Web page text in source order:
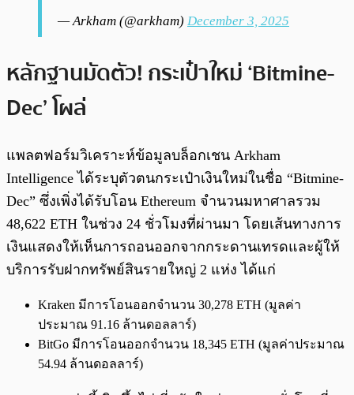
— Arkham (@arkham) December 3, 2025
หลักฐานมัดตัว! กระเป๋าใหม่ ‘Bitmine-
Dec’ โผล่
แพลตฟอร์มวิเคราะห์ข้อมูลบล็อกเชน Arkham
Intelligence ได้ระบุตัวตนกระเป๋าเงินใหม่ในชื่อ “Bitmine-
Dec” ซึ่งเพิ่งได้รับโอน Ethereum จำนวนมหาศาลรวม
48,622 ETH ในช่วง 24 ชั่วโมงที่ผ่านมา โดยเส้นทางการ
เงินแสดงให้เห็นการถอนออกจากกระดานเทรดและผู้ให้
บริการรับฝากทรัพย์สินรายใหญ่ 2 แห่ง ได้แก่
Kraken มีการโอนออกจำนวน 30,278 ETH (มูลค่า
ประมาณ 91.16 ล้านดอลลาร์)
BitGo มีการโอนออกจำนวน 18,345 ETH (มูลค่าประมาณ
54.94 ล้านดอลลาร์)